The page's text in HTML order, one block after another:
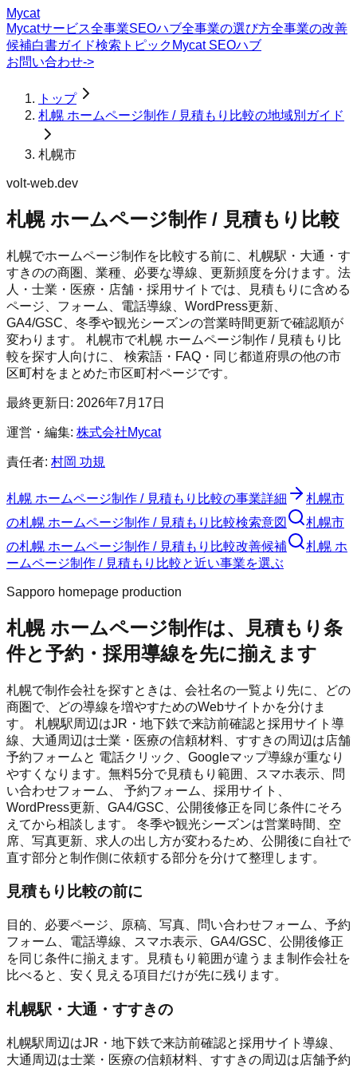
Mycat
Mycatサービス全事業SEOハブ全事業の選び方全事業の改善
候補白書ガイド検索トピック Mycat SEOハブ
お問い合わせ->
トップ
札幌 ホームページ制作 / 見積もり比較の地域別ガイド
札幌市
volt-web.dev
札幌 ホームページ制作 / 見積もり比較
札幌でホームページ制作を比較する前に、札幌駅・大通・す
すきのの商圏、業種、必要な導線、更新頻度を分けます。法
人・士業・医療・店舗・採用サイトでは、見積もりに含める
ページ、フォーム、電話導線、WordPress更新、
GA4/GSC、冬季や観光シーズンの営業時間更新で確認順が
変わります。 札幌市で札幌 ホームページ制作 / 見積もり比
較を探す人向けに、 検索語・FAQ・同じ都道府県の他の市
区町村をまとめた市区町村ページです。
最終更新日: 2026年7月17日
運営・編集: 株式会社Mycat
責任者: 村岡 功規
札幌 ホームページ制作 / 見積もり比較の事業詳細
札幌市
の札幌 ホームページ制作 / 見積もり比較検索意図
札幌市
の札幌 ホームページ制作 / 見積もり比較改善候補
札幌 ホ
ームページ制作 / 見積もり比較と近い事業を選ぶ
Sapporo homepage production
札幌 ホームページ制作は、見積もり条
件と予約・採用導線を先に揃えます
札幌で制作会社を探すときは、会社名の一覧より先に、どの
商圏で、どの導線を増やすためのWebサイトかを分けま
す。 札幌駅周辺はJR・地下鉄で来訪前確認と採用サイト導
線、大通周辺は士業・医療の信頼材料、すすきの周辺は店舗
予約フォームと 電話クリック、Googleマップ導線が重なり
やすくなります。無料5分で見積もり範囲、スマホ表示、問
い合わせフォーム、 予約フォーム、採用サイト、
WordPress更新、GA4/GSC、公開後修正を同じ条件にそろ
えてから相談します。 冬季や観光シーズンは営業時間、空
席、写真更新、求人の出し方が変わるため、公開後に自社で
直す部分と制作側に依頼する部分を分けて整理します。
見積もり比較の前に
目的、必要ページ、原稿、写真、問い合わせフォーム、予約
フォーム、電話導線、スマホ表示、GA4/GSC、公開後修正
を同じ条件に揃えます。見積もり範囲が違うまま制作会社を
比べると、安く見える項目だけが先に残ります。
札幌駅・大通・すすきの
札幌駅周辺はJR・地下鉄で来訪前確認と採用サイト導線、
大通周辺は士業・医療の信頼材料、すすきの周辺は店舗予約